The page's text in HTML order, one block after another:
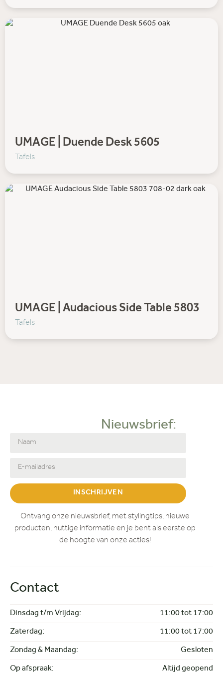
UMAGE | Duende Desk 5605
Tafels
UMAGE | Audacious Side Table 5803
Tafels
Nieuwsbrief:
INSCHRIJVEN
Ontvang onze nieuwsbrief, met stylingtips, nieuwe
producten, nuttige informatie en je bent als eerste op
de hoogte van onze acties!
Contact
Dinsdag t/m Vrijdag: 11:00 tot 17:00
Zaterdag: 11:00 tot 17:00
Zondag & Maandag: Gesloten
Op afspraak: Altijd geopend